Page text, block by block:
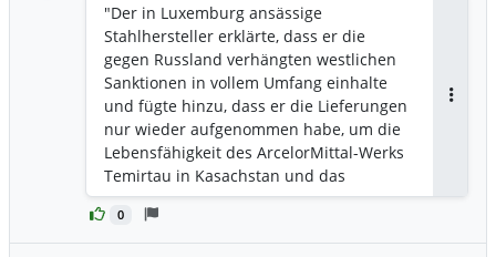
0
"Der in Luxemburg ansässige
Stahlhersteller erklärte, dass er die
gegen Russland verhängten westlichen
Sanktionen in vollem Umfang einhalte
und fügte hinzu, dass er die Lieferungen
nur wieder aufgenommen habe, um die
Lebensfähigkeit des ArcelorMittal-Werks
Temirtau in Kasachstan und das
Einkommen seiner 35.000 Beschäftigten
zu schützen." Entweder es gibt nach
Russland eine Sanktionssperre oder